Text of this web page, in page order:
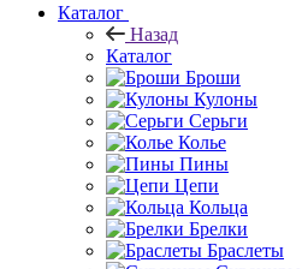
Каталог
Назад
Каталог
Броши
Кулоны
Серьги
Колье
Пины
Цепи
Кольца
Брелки
Браслеты